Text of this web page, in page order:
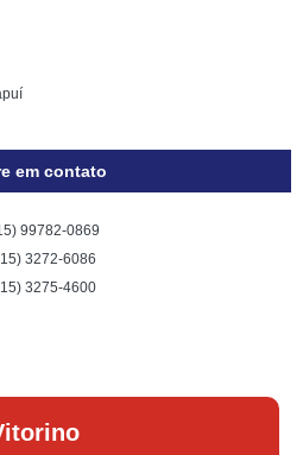
em contato
99782-0869
3272-6086
3275-4600